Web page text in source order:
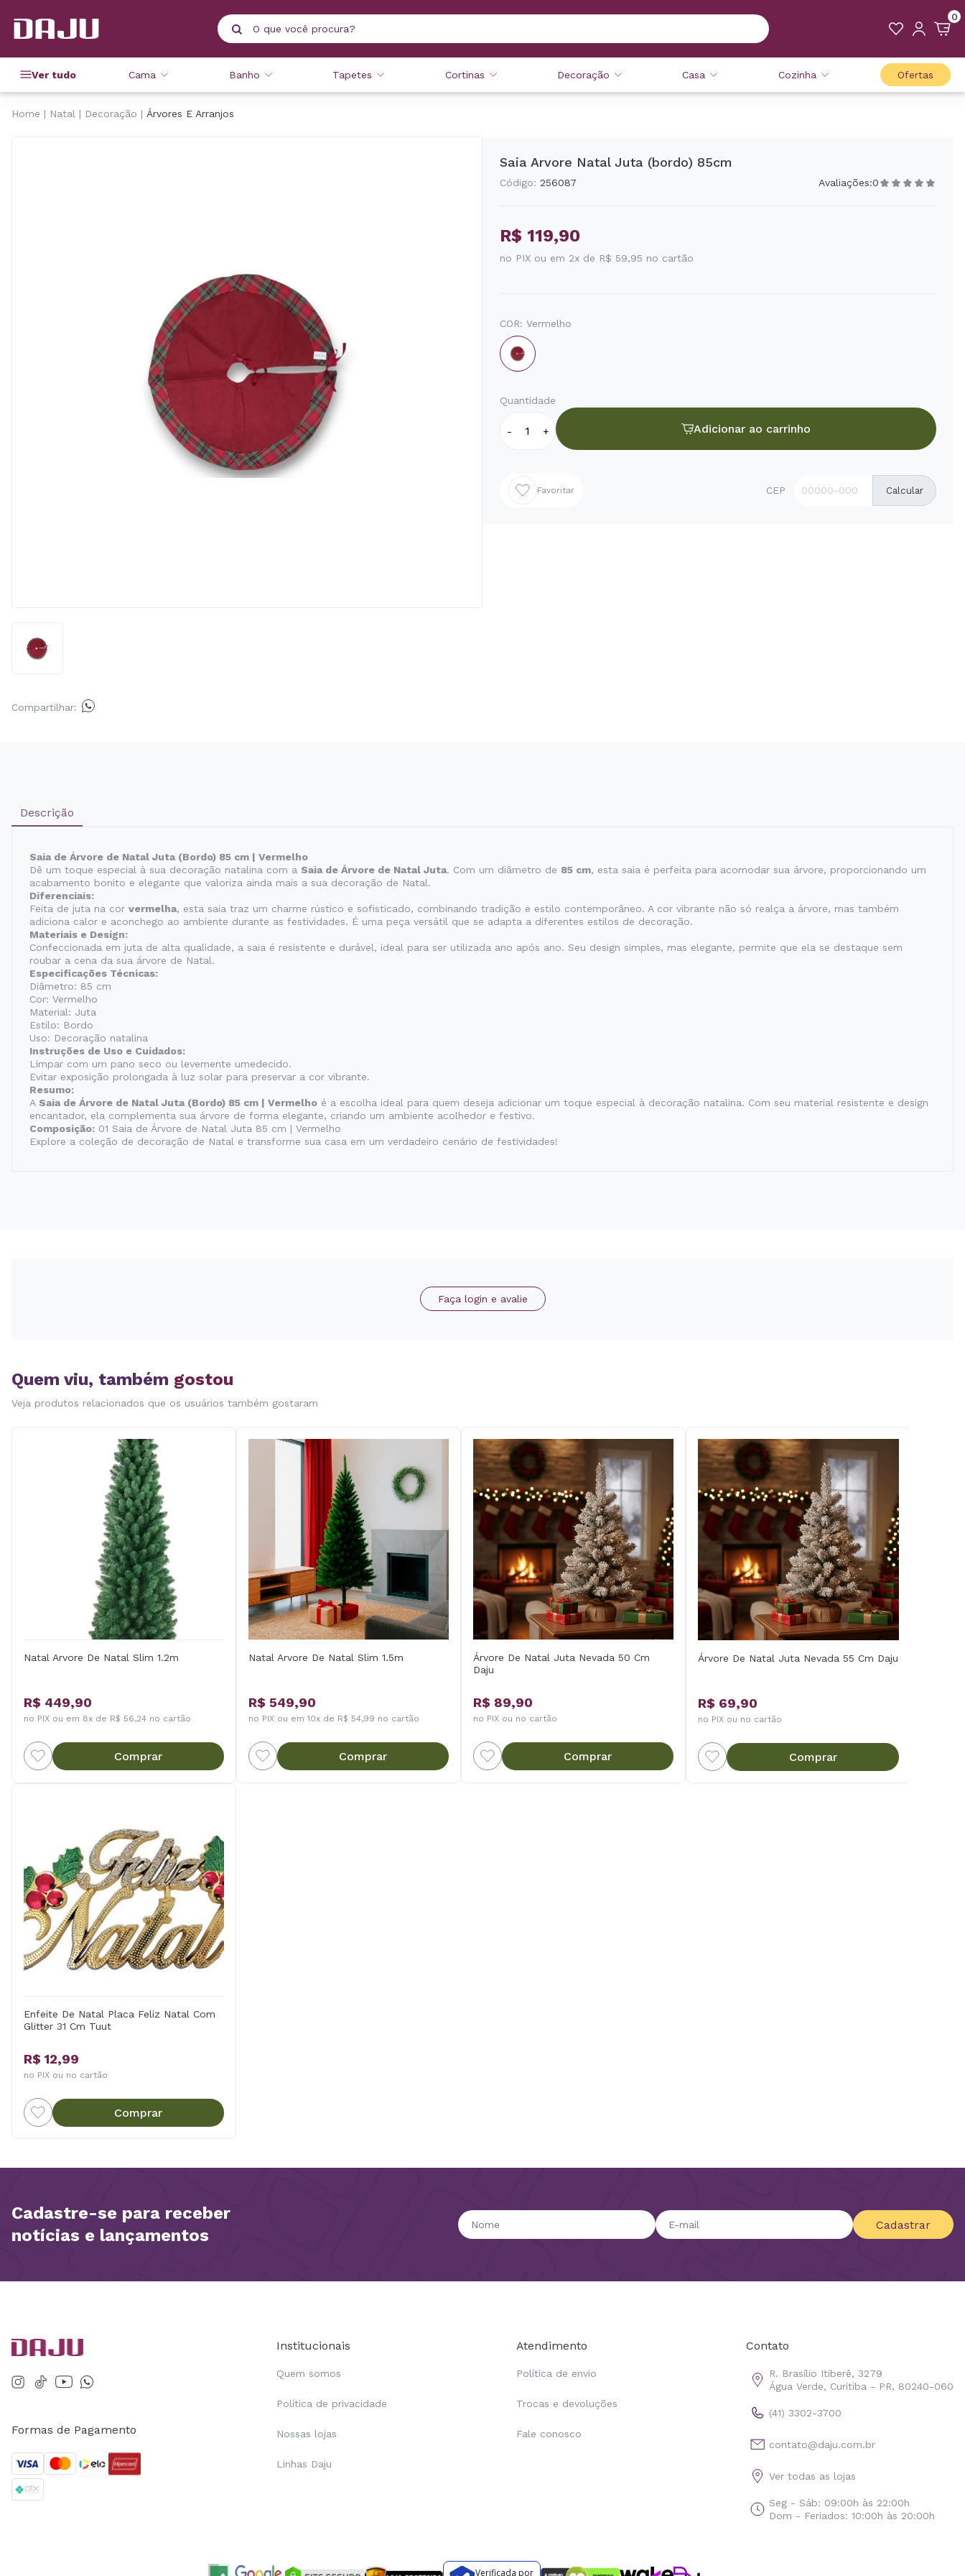
0
Ver tudo Cama Banho Tapetes Cortinas Decoração Casa Cozinha Ofertas
Home Natal Decoração Árvores E Arranjos
Compartilhar:
Saia Arvore Natal Juta (bordo) 85cm
Código: 256087 Avaliações:0
R$ 119,90
no PIX ou em 2x de R$ 59,95 no cartão
COR: Vermelho
Quantidade
- + Adicionar ao carrinho
Favoritar CEP Calcular
Descrição
Saia de Árvore de Natal Juta (Bordo) 85 cm | Vermelho
Dê um toque especial à sua decoração natalina com a Saia de Árvore de Natal Juta. Com um diâmetro de 85 cm, esta saia é perfeita para acomodar sua árvore, proporcionando um
acabamento bonito e elegante que valoriza ainda mais a sua decoração de Natal.
Diferenciais:
Feita de juta na cor vermelha, esta saia traz um charme rústico e sofisticado, combinando tradição e estilo contemporâneo. A cor vibrante não só realça a árvore, mas também
adiciona calor e aconchego ao ambiente durante as festividades. É uma peça versátil que se adapta a diferentes estilos de decoração.
Materiais e Design:
Confeccionada em juta de alta qualidade, a saia é resistente e durável, ideal para ser utilizada ano após ano. Seu design simples, mas elegante, permite que ela se destaque sem
roubar a cena da sua árvore de Natal.
Especificações Técnicas:
Diâmetro: 85 cm
Cor: Vermelho
Material: Juta
Estilo: Bordo
Uso: Decoração natalina
Instruções de Uso e Cuidados:
Limpar com um pano seco ou levemente umedecido.
Evitar exposição prolongada à luz solar para preservar a cor vibrante.
Resumo:
A Saia de Árvore de Natal Juta (Bordo) 85 cm | Vermelho é a escolha ideal para quem deseja adicionar um toque especial à decoração natalina. Com seu material resistente e design
encantador, ela complementa sua árvore de forma elegante, criando um ambiente acolhedor e festivo.
Composição: 01 Saia de Árvore de Natal Juta 85 cm | Vermelho
Explore a coleção de decoração de Natal e transforme sua casa em um verdadeiro cenário de festividades!
Faça login e avalie
Quem viu, também gostou
Veja produtos relacionados que os usuários também gostaram
Natal Arvore De Natal Slim 1.2m
R$ 449,90
no PIX ou em 8x de R$ 56,24 no cartão
Comprar
Natal Arvore De Natal Slim 1.5m
R$ 549,90
no PIX ou em 10x de R$ 54,99 no cartão
Comprar
Árvore De Natal Juta Nevada 50 Cm
Daju
R$ 89,90
no PIX ou no cartão
Comprar
Árvore De Natal Juta Nevada 55 Cm Daju
R$ 69,90
no PIX ou no cartão
Comprar
Enfeite De Natal Placa Feliz Natal Com
Glitter 31 Cm Tuut
R$ 12,99
no PIX ou no cartão
Comprar
Cadastre-se para receber
notícias e lançamentos
Cadastrar
Formas de Pagamento
Institucionais
Quem somos
Política de privacidade
Nossas lojas
Linhas Daju
Atendimento
Política de envio
Trocas e devoluções
Fale conosco
Contato
R. Brasílio Itiberê, 3279
Água Verde, Curitiba - PR, 80240-060
(41) 3302-3700
contato@daju.com.br
Ver todas as lojas
Seg - Sáb: 09:00h às 22:00h
Dom - Feriados: 10:00h às 20:00h
Verificada por